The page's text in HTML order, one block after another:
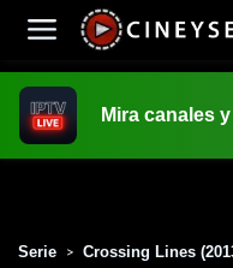
Mira canales
Serie > Crossing Lines